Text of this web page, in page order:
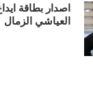
اصدار بطاقة
العياشي الزمال